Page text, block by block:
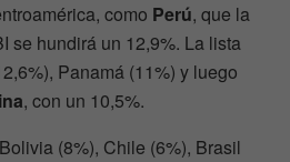
como Perú, que la
se hundirá un 12,9%. La lista
Panamá (11%) y luego
, con un 10,5%.
(8%), Chile (6%), Brasil